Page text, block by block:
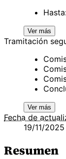
Ver más
Tramitación
Ver más
Fecha de
19/11/2025
Resumen